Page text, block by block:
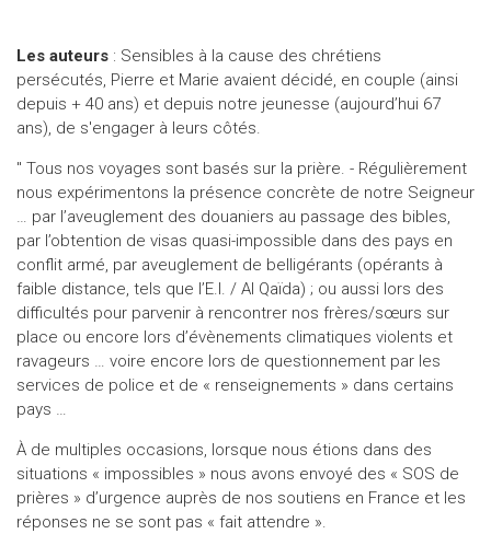
Les auteurs : Sensibles à la cause des chrétiens
persécutés, Pierre et Marie avaient décidé, en couple (ainsi
depuis + 40 ans) et depuis notre jeunesse (aujourd’hui 67
ans), de s'engager à leurs côtés.
" Tous nos voyages sont basés sur la prière. - Régulièrement
nous expérimentons la présence concrète de notre Seigneur
… par l’aveuglement des douaniers au passage des bibles,
par l’obtention de visas quasi-impossible dans des pays en
conflit armé, par aveuglement de belligérants (opérants à
faible distance, tels que l’E.I. / Al Qaïda) ; ou aussi lors des
difficultés pour parvenir à rencontrer nos frères/sœurs sur
place ou encore lors d’évènements climatiques violents et
ravageurs … voire encore lors de questionnement par les
services de police et de « renseignements » dans certains
pays …
À de multiples occasions, lorsque nous étions dans des
situations « impossibles » nous avons envoyé des « SOS de
prières » d’urgence auprès de nos soutiens en France et les
réponses ne se sont pas « fait attendre ».